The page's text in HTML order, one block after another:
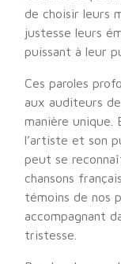
de choisir leurs
justesse leurs
puissant à leur
Ces paroles
aux auditeurs
manière unique.
l’artiste et son
peut se
chansons
témoins de nos
accompagnant
tristesse.